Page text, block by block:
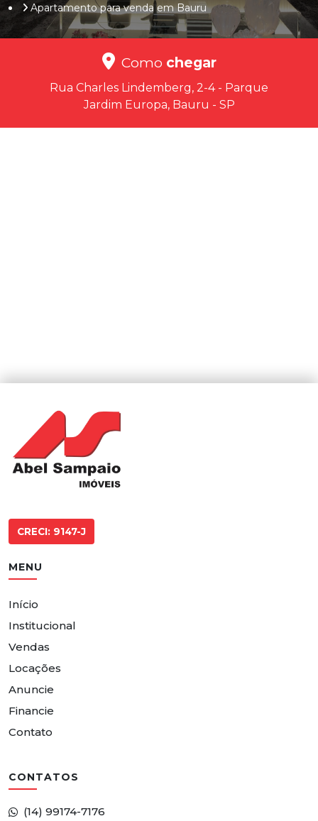
Apartamento para venda em Bauru
Como chegar
Rua Charles Lindemberg, 2-4 - Parque
Jardim Europa, Bauru - SP
CRECI: 9147-J
MENU
Início
Institucional
Vendas
Locações
Anuncie
Financie
Contato
CONTATOS
(14) 99174-7176